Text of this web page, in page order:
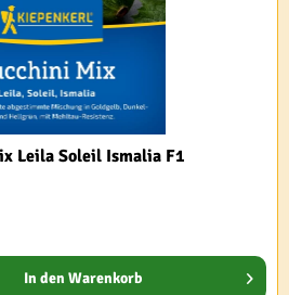
Leila Soleil Ismalia F1
In den Warenkorb